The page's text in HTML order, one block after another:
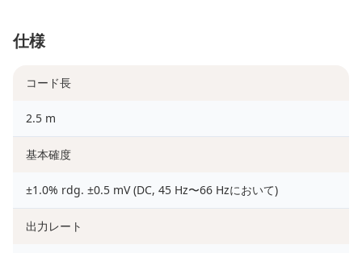
仕様
コード長
2.5 m
基本確度
±1.0% rdg. ±0.5 mV (DC, 45 Hz〜66 Hzにおいて)
出力レート